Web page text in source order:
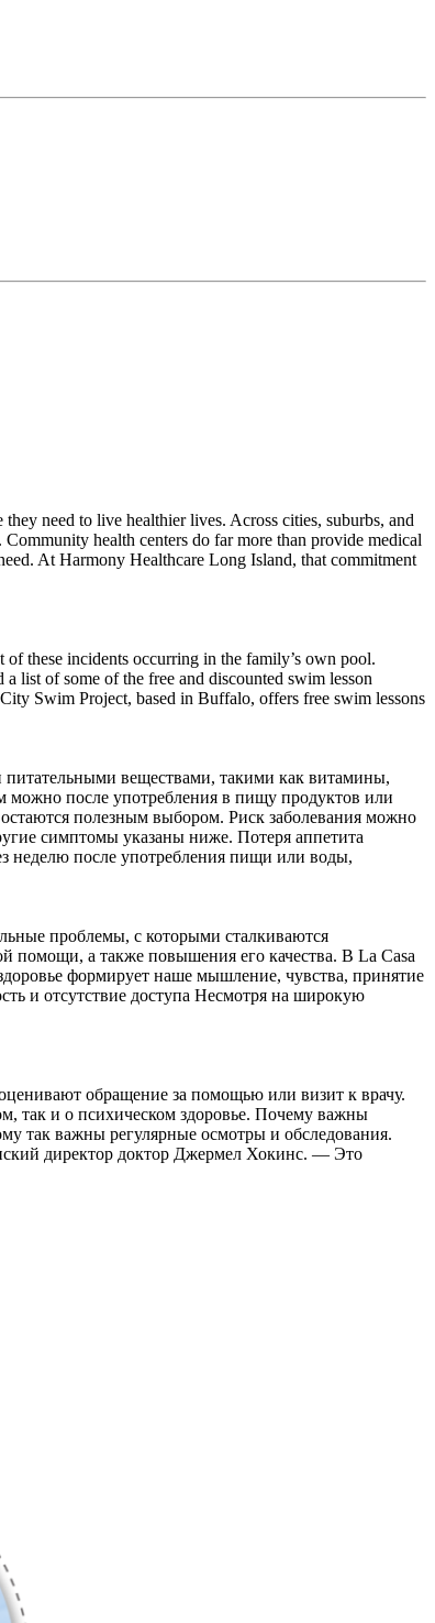
need to live healthier lives. Across cities, suburbs, and
health centers do far more than provide medical
At Harmony Healthcare Long Island, that commitment
these incidents occurring in the family’s own pool.
list of some of the free and discounted swim lesson
Swim Project, based in Buffalo, offers free swim lessons
веществами, такими как витамины,
можно после употребления в пищу продуктов или
полезным выбором. Риск заболевания можно
симптомы указаны ниже. Потеря аппетита
после употребления пищи или воды,
проблемы, с которыми сталкиваются
помощи, а также повышения его качества. В La Casa
формирует наше мышление, чувства, принятие
и отсутствие доступа Несмотря на широкую
обращение за помощью или визит к врачу.
так и о психическом здоровье. Почему важны
так важны регулярные осмотры и обследования.
директор доктор Джермел Хокинс. — Это